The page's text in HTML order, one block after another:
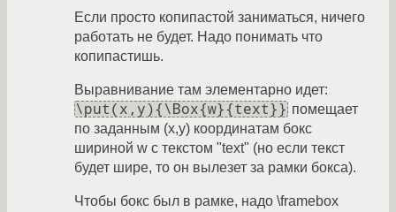
Если просто копипастой заниматься, ничего
работать не будет. Надо понимать что
копипастишь.
Выравнивание там элементарно идет:
\put(x,y){\Box{w}{text}} помещает
по заданным (x,y) координатам бокс
шириной w с текстом "text" (но если текст
будет шире, то он вылезет за рамки бокса).
Чтобы бокс был в рамке, надо \framebox